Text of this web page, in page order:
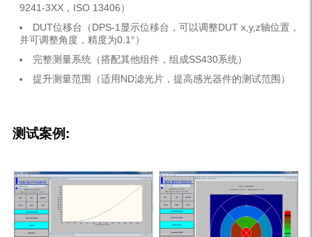
9241-3XX，ISO 13406）
DUT位移台（DPS-1显示位移台，可以调整DUT x,y,z轴位置，
并可调整角度，精度为0.1°）
完整测量系统（搭配其他组件，组成SS430系统）
提升测量范围（适用ND滤光片，提高感光器件的测试范围）
测试案例: